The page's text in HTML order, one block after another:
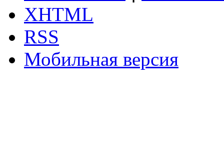
XHTML
RSS
Мобильная версия